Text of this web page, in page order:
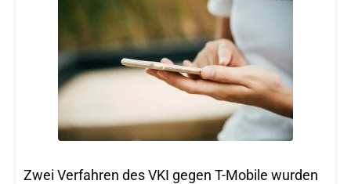
Zwei Verfahren des VKI gegen T-Mobile wurden